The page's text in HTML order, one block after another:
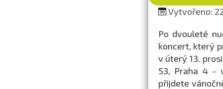
Vytvořeno:
Po dvouleté
koncert, který
v úterý 13.
53, Praha 4 -
přijdete